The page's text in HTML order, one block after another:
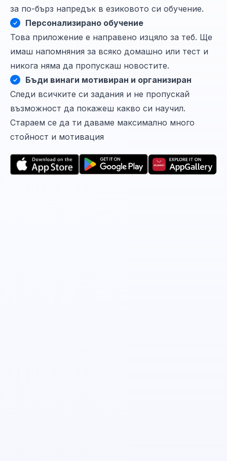
за по-бърз напредък в езиковото си обучение.
Персонализирано обучение
Това приложение е направено изцяло за теб. Ще
имаш напомняния за всяко домашно или тест и
никога няма да пропускаш новостите.
Бъди винаги мотивиран и организиран
Следи всичките си задания и не пропускай
възможност да покажеш какво си научил.
Стараем се да ти даваме максимално много
стойност и мотивация